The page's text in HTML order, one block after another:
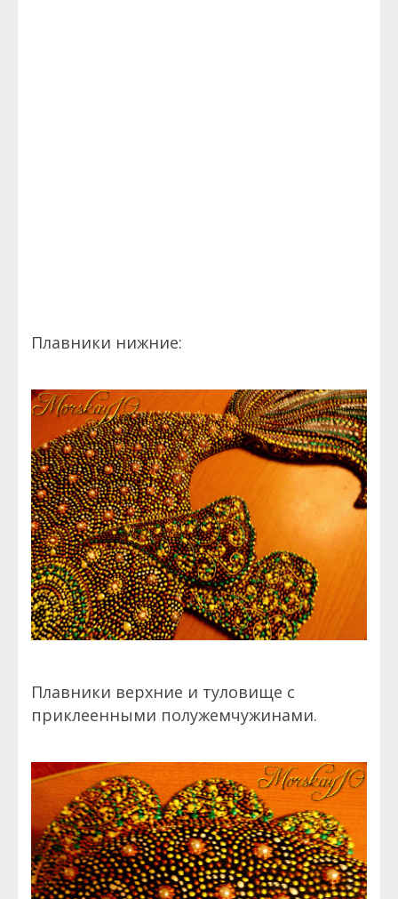
Плавники нижние:
Плавники верхние и туловище с
приклеенными полужемчужинами.